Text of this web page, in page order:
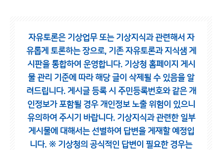
자유토론은 기상업무 또는 기상지식과 관련해서 자
유롭게 토론하는 장으로, 기존 자유토론과 지식샘 게
시판을 통합하여 운영합니다. 기상청 홈페이지 게시
물 관리 기준에 따라 해당 글이 삭제될 수 있음을 알
려드립니다. 게시글 등록 시 주민등록번호와 같은 개
인정보가 포함될 경우 개인정보 노출 위험이 있으니
유의하여 주시기 바랍니다. 기상지식과 관련한 일부
게시물에 대해서는 선별하여 답변을 게재할 예정입
니다. ※ 기상청의 공식적인 답변이 필요한 경우는